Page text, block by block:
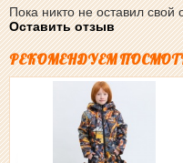
Пока никто не оставил
Оставить отзыв
РЕКОМЕНДУЕМ